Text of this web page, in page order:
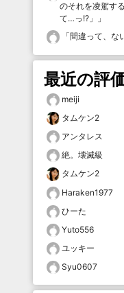
のそれを凌駕す
て…っ!?」
」
「間違って、な
最近の評
meiji
タムケン2
アンタレス
絶。壊滅級
タムケン2
Haraken1977
ひーた
Yuto556
ユッキー
Syu0607